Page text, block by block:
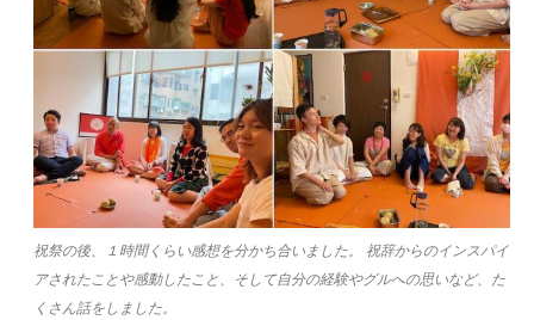
祝祭の後、１時間くらい感想を分かち合いました。 祝辞からのインスパイ
アされたことや感動したこと、そして自分の経験やグルへの思いなど、た
くさん話をしました。